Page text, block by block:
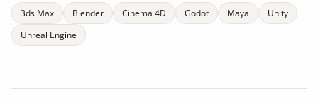
3ds Max Blender Cinema 4D Godot Maya
Unity
Unreal Engine